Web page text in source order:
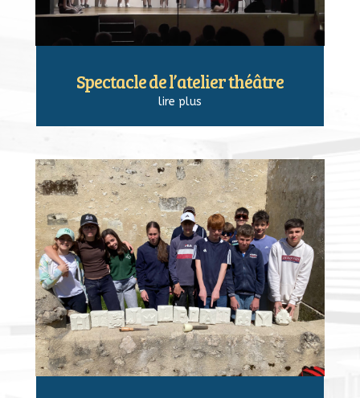
Spectacle de l’atelier théâtre
lire plus